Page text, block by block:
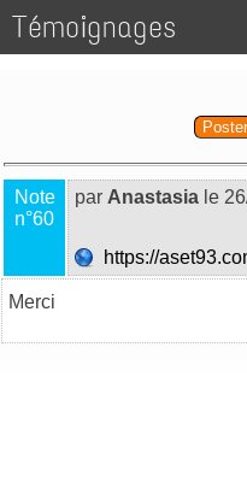
Témoignages
Note
n°60
par Anastasia le
https://
Merci